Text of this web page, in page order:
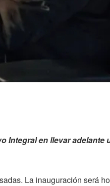
Integral en llevar adelante
La inauguración será